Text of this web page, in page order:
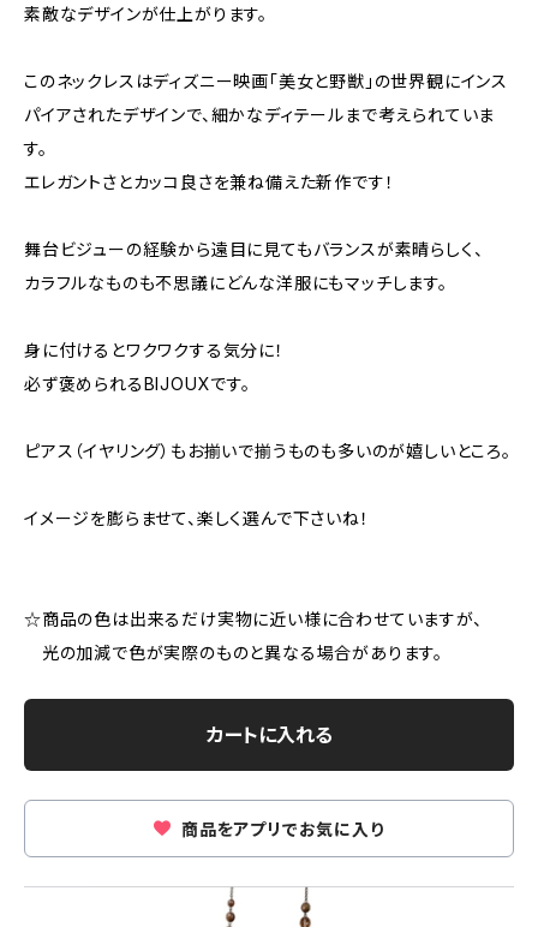
素敵なデザインが仕上がります。
このネックレスはディズニー映画「美女と野獣」の世界観にインス
パイアされたデザインで、細かなディテールまで考えられていま
す。
エレガントさとカッコ良さを兼ね備えた新作です！
舞台ビジューの経験から遠目に見てもバランスが素晴らしく、
カラフルなものも不思議にどんな洋服にもマッチします。
身に付けるとワクワクする気分に！
必ず褒められるBIJOUXです。
ピアス（イヤリング）もお揃いで揃うものも多いのが嬉しいところ。
イメージを膨らませて、楽しく選んで下さいね！
☆商品の色は出来るだけ実物に近い様に合わせていますが、
光の加減で色が実際のものと異なる場合があります。
カートに入れる
商品をアプリでお気に入り